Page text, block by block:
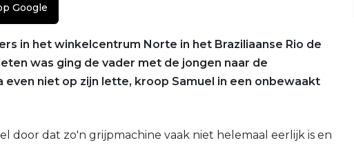
Google
in het winkelcentrum Norte in het Braziliaanse Rio de
was ging de vader met de jongen naar de
even niet op zijn lette, kroop Samuel in een onbewaakt
door dat zo'n grijpmachine vaak niet helemaal eerlijk is en